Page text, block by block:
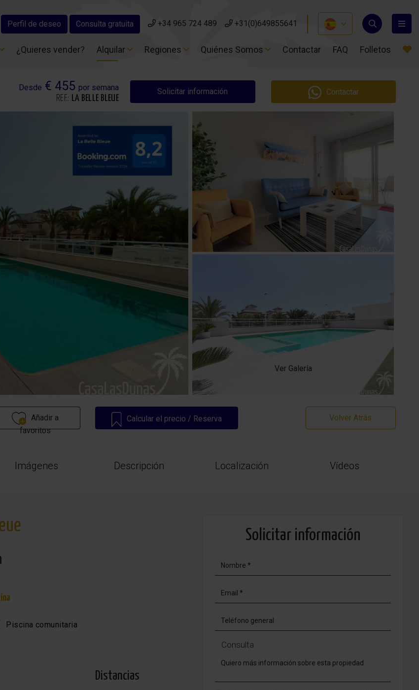
Perfil de deseo Consulta gratuita +34 965 724 489 +31(0)649855641
¿Quieres vender? Alquilar Regiones Quiénes Somos Contactar FAQ Folletos
Perfil de deseo Consulta gratuita +34 965 724 489 +31(0)649855641
¿Quieres vender? Alquilar Regiones Quiénes Somos Contactar FAQ Folletos
Desde € 455 por semana
REF.: LA BELLE BLEUE
Solicitar información Contactar
Ver Galería
Añadir a
favoritos
Calcular el precio / Reserva
Ahora!
Volver Atrás
Imágenes Descripción Localización Vídeos
Piscina comunitaria
Distancias
Solicitar información
Consulta